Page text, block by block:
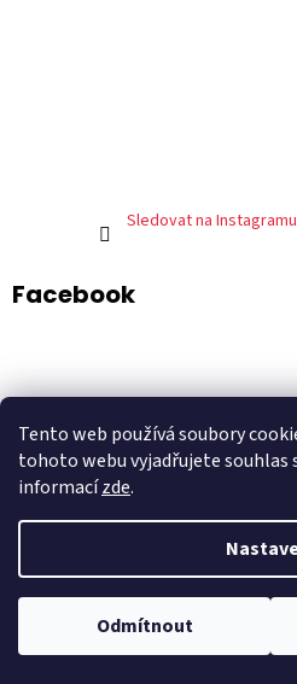
Tento web používá soubory
tohoto webu vyjadřujete souhlas
informacízde.
Odmítnout
Sledovat na Instagramu
Facebook
Vytvořil
Copyright 2026comidarapida.cz